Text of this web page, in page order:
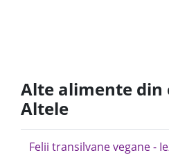
Alte alimente din
Altele
Felii transilvane vegane -